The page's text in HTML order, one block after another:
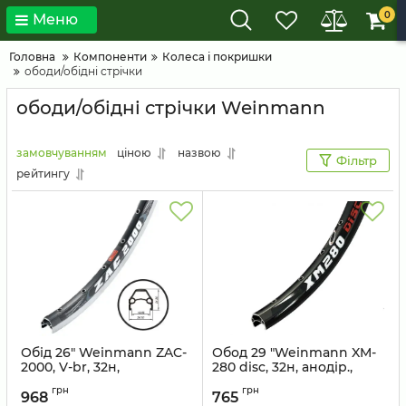
Меню 0
Головна Компоненти
Колеса і покришки
ободи/обідні стрічки
ободи/обідні стрічки Weinmann
замовчуванням ціною
назвою
рейтингу
Фільтр
Обід 26" Weinmann ZAC-
2000, V-br, 32н,
Артикул:
968 грн
Обод 29 "Weinmann XM-
280 disc, 32н, анодір.,
чорн.
765 грн